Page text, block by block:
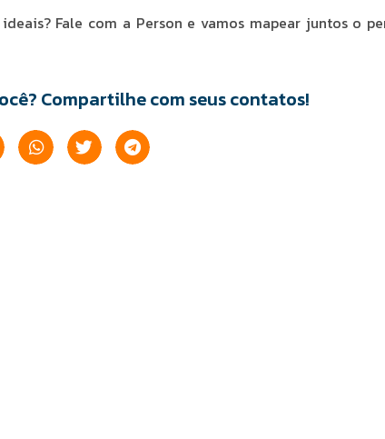
Fale com a Person e vamos mapear juntos o
Compartilhe com seus contatos!